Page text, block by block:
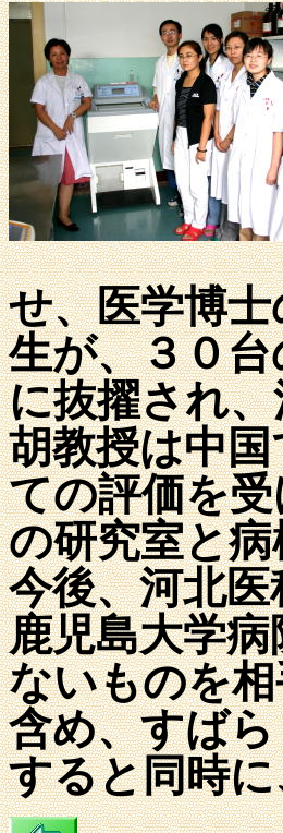
せ、医学博
生が、３０
に抜擢され
胡教授は中
ての評価を
の研究室と
今後、河北
鹿児島大学
ないものを
含め、すば
すると同時